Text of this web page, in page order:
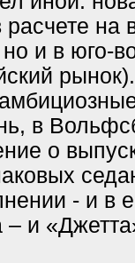
расчете
и в юго-
в
о
- и в
– и